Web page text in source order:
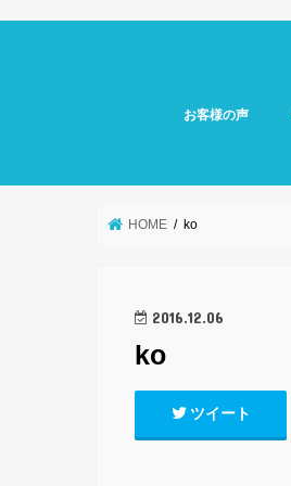
お客様の声
HOME ko
2016.12.06
ko
ツイート